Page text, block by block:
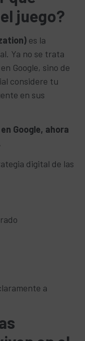
juego?
es la
Ya no se trata
Google, sino de
considere tu
en sus
Google, ahora
digital de las
a